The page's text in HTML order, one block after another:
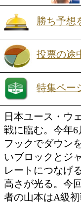
に川満が圧倒
す川満か、
攻防は激戦必
勝ち